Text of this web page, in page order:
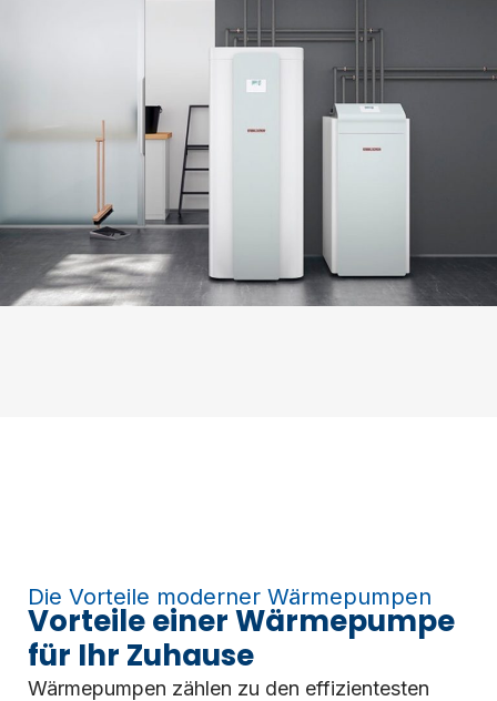
Die Vorteile moderner Wärmepumpen
Vorteile einer Wärmepumpe
für Ihr Zuhause
Wärmepumpen zählen zu den effizientesten